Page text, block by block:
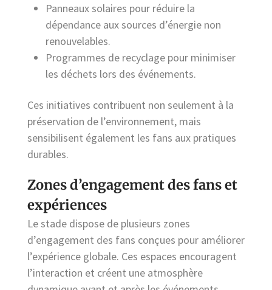
Panneaux solaires pour réduire la
dépendance aux sources d’énergie non
renouvelables.
Programmes de recyclage pour minimiser
les déchets lors des événements.
Ces initiatives contribuent non seulement à la
préservation de l’environnement, mais
sensibilisent également les fans aux pratiques
durables.
Zones d’engagement des fans et
expériences
Le stade dispose de plusieurs zones
d’engagement des fans conçues pour améliorer
l’expérience globale. Ces espaces encouragent
l’interaction et créent une atmosphère